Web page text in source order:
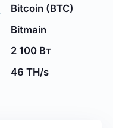
Bitcoin (BTC)
Bitmain
2 100 Вт
46 TH/s